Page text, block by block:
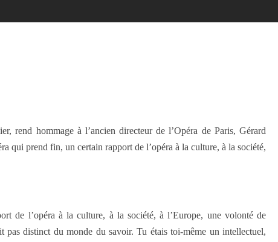
rend hommage à l’ancien directeur de l’Opéra de Paris, Gérard
qui prend fin, un certain rapport de l’opéra à la culture, à la société,
de l’opéra à la culture, à la société, à l’Europe, une volonté de
pas distinct du monde du savoir.Tu étais toi-même un intellectuel,